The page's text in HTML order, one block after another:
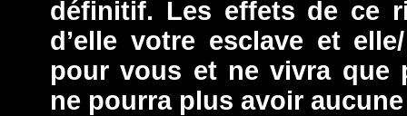
définitif. Les effets de ce
d’elle votre esclave et
pour vous et ne vivra
ne pourra plus avoir